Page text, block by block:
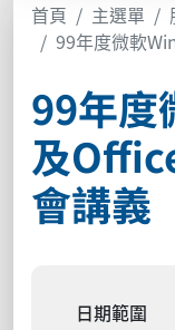
首頁 主選單
99年度微軟
99年
及
會講義
日期範圍